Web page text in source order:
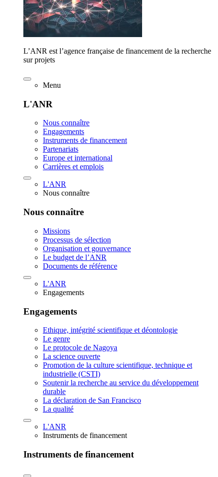
L’ANR est l’agence française de financement de la recherche
sur projets
Menu
L'ANR
Nous connaître
Engagements
Instruments de financement
Partenariats
Europe et international
Carrières et emplois
L'ANR
Nous connaître
Nous connaître
Missions
Processus de sélection
Organisation et gouvernance
Le budget de l’ANR
Documents de référence
L'ANR
Engagements
Engagements
Ethique, intégrité scientifique et déontologie
Le genre
Le protocole de Nagoya
La science ouverte
Promotion de la culture scientifique, technique et
industrielle (CSTI)
Soutenir la recherche au service du développement
durable
La déclaration de San Francisco
La qualité
L'ANR
Instruments de financement
Instruments de financement